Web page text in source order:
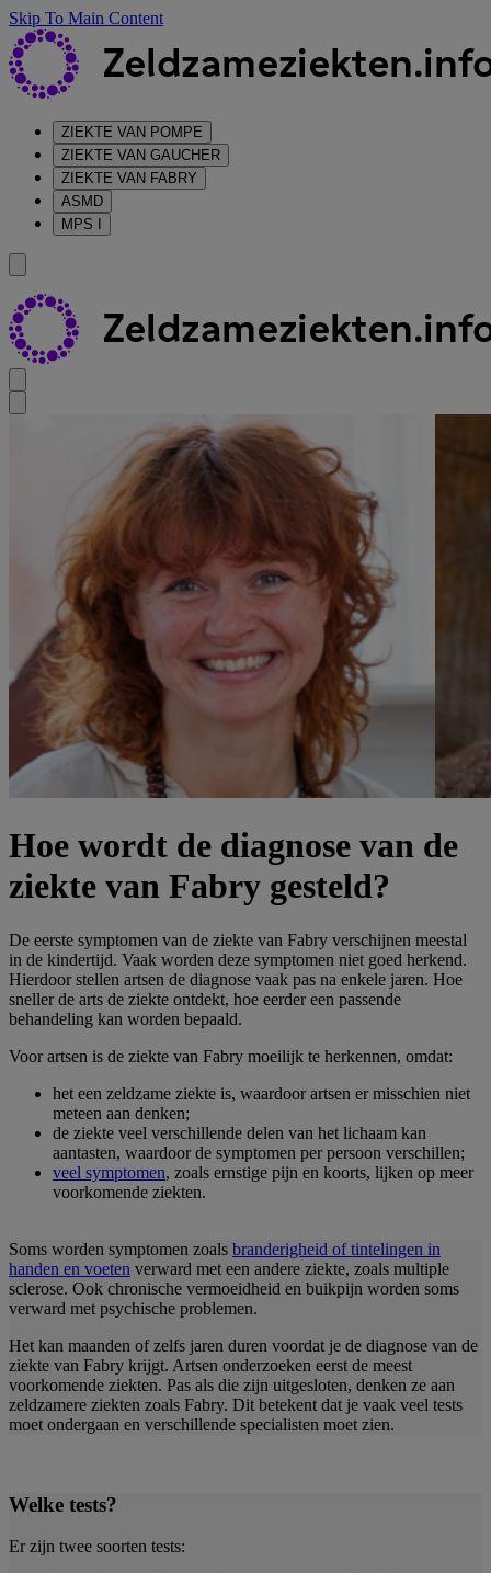
Skip To Main Content
ZIEKTE VAN POMPE
ZIEKTE VAN GAUCHER
ZIEKTE VAN FABRY
ASMD
MPS I
Hoe wordt de diagnose van de
ziekte van Fabry gesteld?
De eerste symptomen van de ziekte van Fabry verschijnen meestal
in de kindertijd. Vaak worden deze symptomen niet goed herkend.
Hierdoor stellen artsen de diagnose vaak pas na enkele jaren. Hoe
sneller de arts de ziekte ontdekt, hoe eerder een passende
behandeling kan worden bepaald.
Voor artsen is de ziekte van Fabry moeilijk te herkennen, omdat:
het een zeldzame ziekte is, waardoor artsen er misschien niet
meteen aan denken;
de ziekte veel verschillende delen van het lichaam kan
aantasten, waardoor de symptomen per persoon verschillen;
veel symptomen, zoals ernstige pijn en koorts, lijken op meer
voorkomende ziekten.
Soms worden symptomen zoals branderigheid of tintelingen in
handen en voeten verward met een andere ziekte, zoals multiple
sclerose. Ook chronische vermoeidheid en buikpijn worden soms
verward met psychische problemen.
Het kan maanden of zelfs jaren duren voordat je de diagnose van de
ziekte van Fabry krijgt. Artsen onderzoeken eerst de meest
voorkomende ziekten. Pas als die zijn uitgesloten, denken ze aan
zeldzamere ziekten zoals Fabry. Dit betekent dat je vaak veel tests
moet ondergaan en verschillende specialisten moet zien.
Welke tests?
Er zijn twee soorten tests: